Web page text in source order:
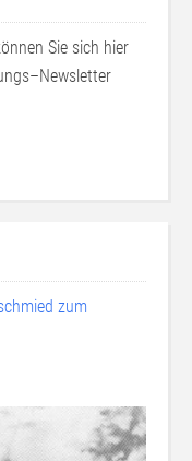
Sie sich hier
zum